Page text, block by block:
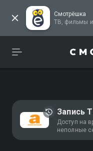
Смотрёшка
Запись
Доступ на
неполные